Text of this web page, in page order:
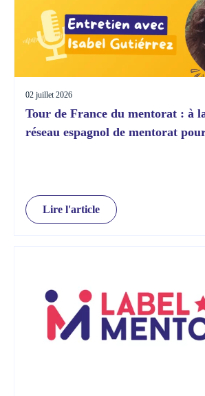
02 juillet 2026
Tour de France du mentorat : à
réseau espagnol de mentorat
Lire l'article